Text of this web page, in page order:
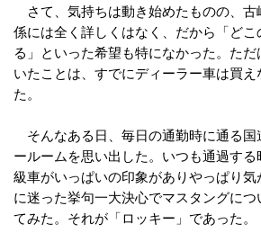
さて、気持ちは動き始めたものの、古
係には全く詳しくはなく、だから「ど
る」といった希望も特になかった。た
いたことは、すでにディーラー車は買
た。
そんなある日、毎日の通勤時に通る国
ールームを思い出した。いつも通過す
級車がいっぱいの印象がありやっぱり
に迷った挙句一大決心でマスタングに
てみた。それが「ロッキー」であった。